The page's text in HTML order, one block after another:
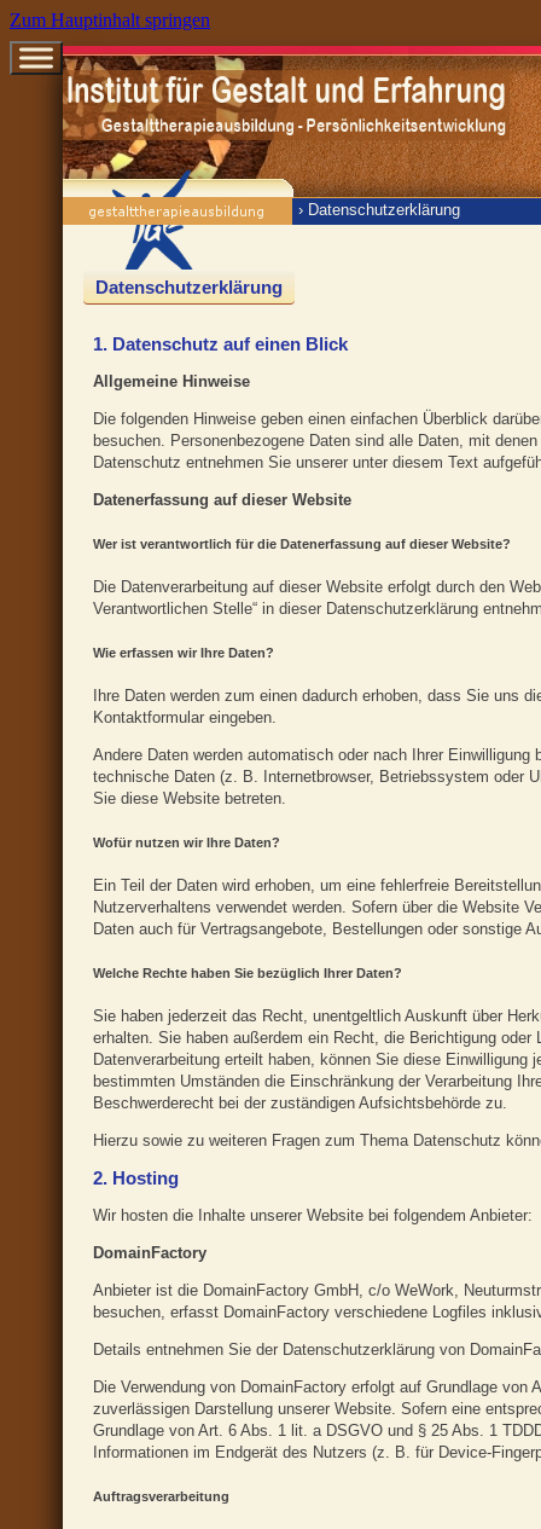
Zum Hauptinhalt springen
› Datenschutzerklärung
Datenschutzerklärung
1. Datenschutz auf einen Blick
Allgemeine Hinweise
Die folgenden Hinweise geben einen einfachen Überblick
besuchen. Personenbezogene Daten sind alle Daten, mit
Datenschutz entnehmen Sie unserer unter diesem Text
Datenerfassung auf dieser Website
Wer ist verantwortlich für die Datenerfassung auf dieser Website?
Die Datenverarbeitung auf dieser Website erfolgt durch den
Verantwortlichen Stelle“ in dieser Datenschutzerklärung
Wie erfassen wir Ihre Daten?
Ihre Daten werden zum einen dadurch erhoben, dass Sie uns
Kontaktformular eingeben.
Andere Daten werden automatisch oder nach Ihrer
technische Daten (z. B. Internetbrowser, Betriebssystem oder
Sie diese Website betreten.
Wofür nutzen wir Ihre Daten?
Ein Teil der Daten wird erhoben, um eine fehlerfreie
Nutzerverhaltens verwendet werden. Sofern über die Website
Daten auch für Vertragsangebote, Bestellungen oder sonstige
Welche Rechte haben Sie bezüglich Ihrer Daten?
Sie haben jederzeit das Recht, unentgeltlich Auskunft über
erhalten. Sie haben außerdem ein Recht, die Berichtigung
Datenverarbeitung erteilt haben, können Sie diese
bestimmten Umständen die Einschränkung der Verarbeitung
Beschwerderecht bei der zuständigen Aufsichtsbehörde zu.
Hierzu sowie zu weiteren Fragen zum Thema Datenschutz
2. Hosting
Wir hosten die Inhalte unserer Website bei folgendem Anbieter:
DomainFactory
Anbieter ist die DomainFactory GmbH, c/o WeWork,
besuchen, erfasst DomainFactory verschiedene Logfiles
Details entnehmen Sie der Datenschutzerklärung von
Die Verwendung von DomainFactory erfolgt auf Grundlage
zuverlässigen Darstellung unserer Website. Sofern eine
Grundlage von Art. 6 Abs. 1 lit. a DSGVO und § 25 Abs. 1
Informationen im Endgerät des Nutzers (z. B. für Device-
Auftragsverarbeitung